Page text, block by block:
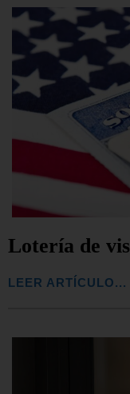
Lotería de
LEER ARTÍCULO...